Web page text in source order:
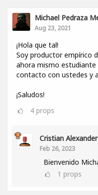
Michael Pedraza
Aug 23, 2021
¡Hola que tal!
Soy productor empírico
ahora mismo
contacto con ustedes y
¡Saludos!
4 props
Cristian
Feb 26, 2023
Bienvenido
1 props